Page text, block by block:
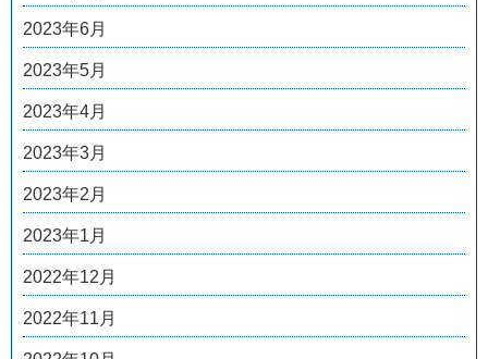
2023年6月
2023年5月
2023年4月
2023年3月
2023年2月
2023年1月
2022年12月
2022年11月